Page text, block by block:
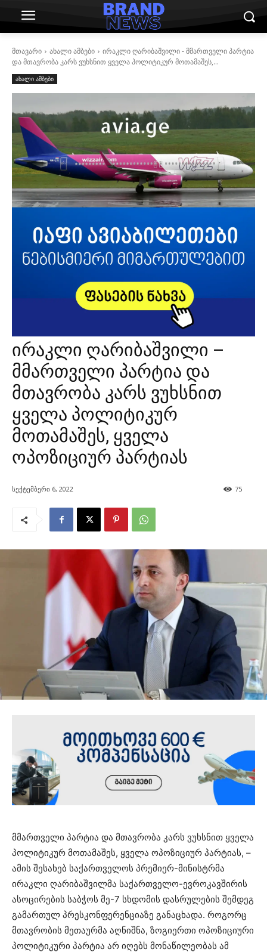
მთავარი ახალი ამბები
ირაკლი ღარიბაშვილი - მმართველი პარტია
და მთავრობა კარს ვუხსნით ყველა პოლიტიკურ მოთამაშეს,...
ახალი ამბები
ირაკლი ღარიბაშვილი –
მმართველი პარტია და
მთავრობა კარს ვუხსნით
ყველა პოლიტიკურ
მოთამაშეს, ყველა
ოპოზიციურ პარტიას
სექტემბერი 6, 2022 75
მმართველი პარტია და მთავრობა კარს ვუხსნით ყველა
პოლიტიკურ მოთამაშეს, ყველა ოპოზიციურ პარტიას, –
ამის შესახებ საქართველოს პრემიერ-მინისტრმა
ირაკლი ღარიბაშვილმა საქართველო-ევროკავშირის
ასოცირების საბჭოს მე-7 სხდომის დასრულების შემდეგ
გამართულ პრესკონფერენციაზე განაცხადა. როგორც
მთავრობის მეთაურმა აღნიშნა, ზოგიერთი ოპოზიციური
პოლიტიკური პარტია არ იღებს მონაწილეობას ამ